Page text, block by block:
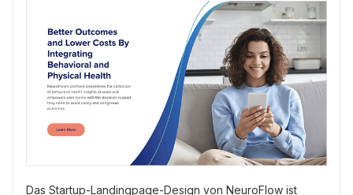
Das Startup-Landingpage-Design von NeuroFlow ist